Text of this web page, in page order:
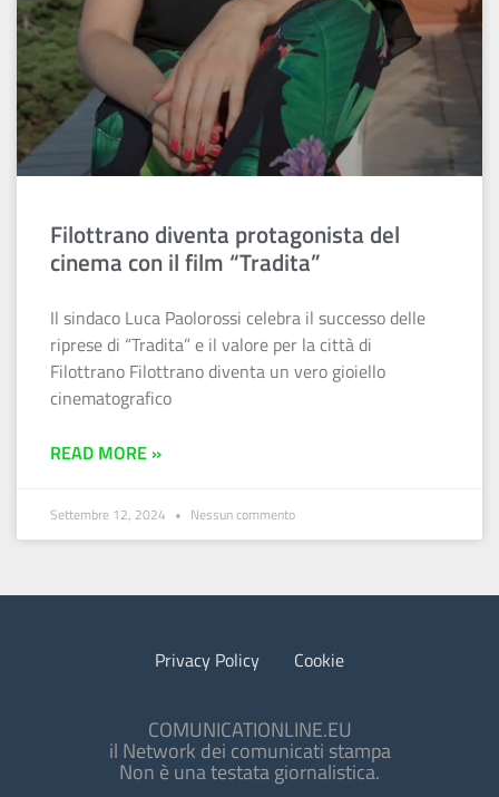
Filottrano diventa protagonista del
cinema con il film “Tradita”
Il sindaco Luca Paolorossi celebra il successo delle
riprese di “Tradita” e il valore per la città di
Filottrano Filottrano diventa un vero gioiello
cinematografico
READ MORE »
Settembre 12, 2024 Nessun commento
Privacy Policy Cookie
COMUNICATIONLINE.EU
il Network dei comunicati stampa
Non è una testata giornalistica.